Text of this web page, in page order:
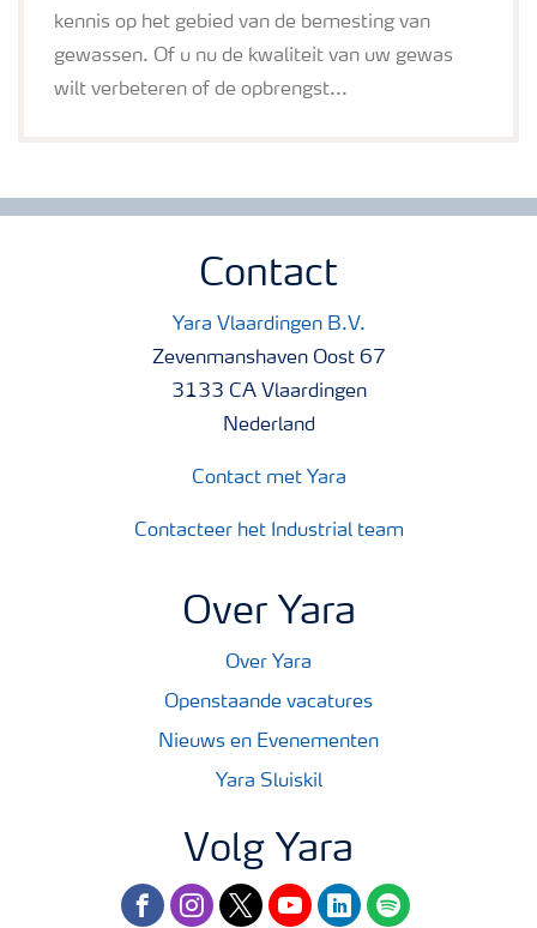
kennis op het gebied van de bemesting van
gewassen. Of u nu de kwaliteit van uw gewas
wilt verbeteren of de opbrengst...
Contact
Yara Vlaardingen B.V.
Zevenmanshaven Oost 67
3133 CA Vlaardingen
Nederland
Contact met Yara
Contacteer het Industrial team
Over Yara
Over Yara
Openstaande vacatures
Nieuws en Evenementen
Yara Sluiskil
Volg Yara
facebookinstagram
twitteryoutubelinkedinspotify